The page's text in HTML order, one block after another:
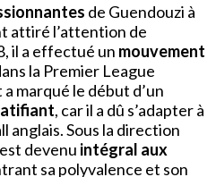
de Guendouzi à
attiré l’attention de
il a effectué un mouvement
la Premier League
marqué le début d’un
, car il a dû s’adapter à
anglais. Sous la direction
devenu intégral aux
sa polyvalence et son